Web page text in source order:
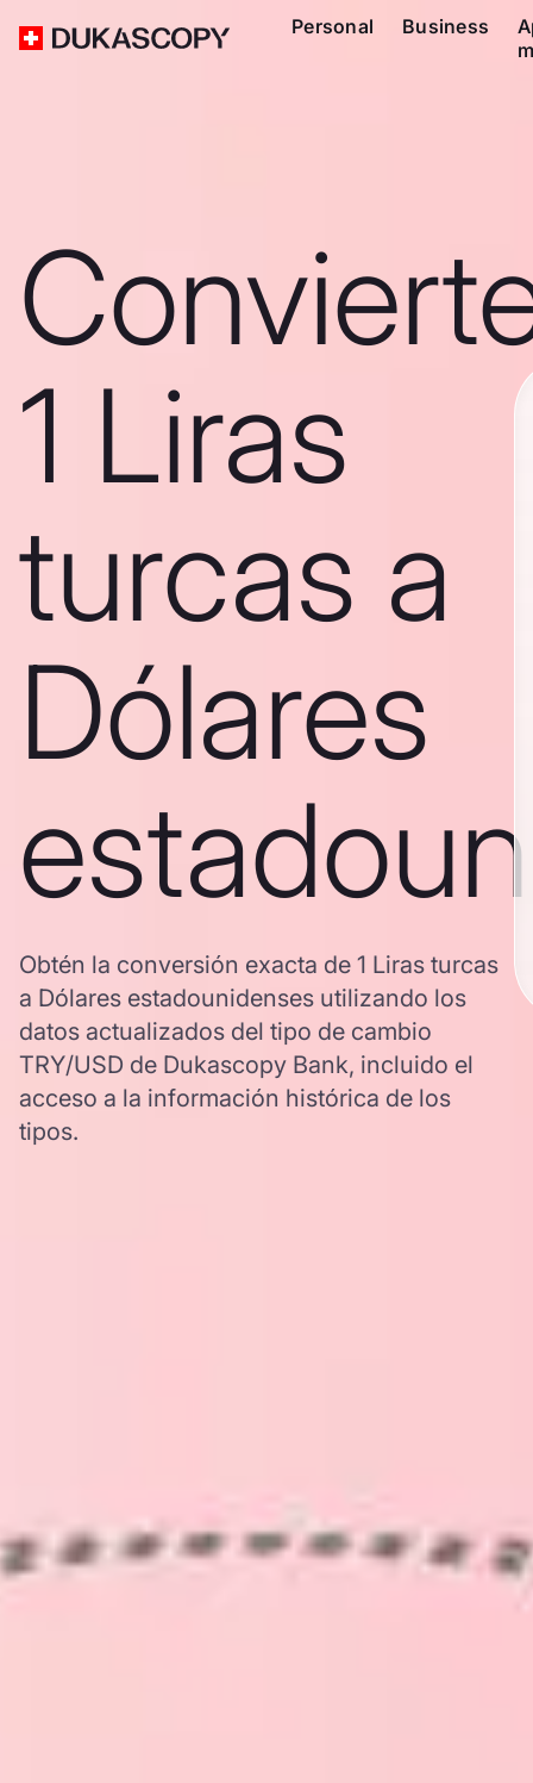
Personal Business
1 Liras
turcas a
Dólares
Obtén la conversión exacta de 1 Liras turcas
a Dólares estadounidenses utilizando los
datos actualizados del tipo de cambio
TRY/USD de Dukascopy Bank, incluido el
acceso a la información histórica de los
tipos.